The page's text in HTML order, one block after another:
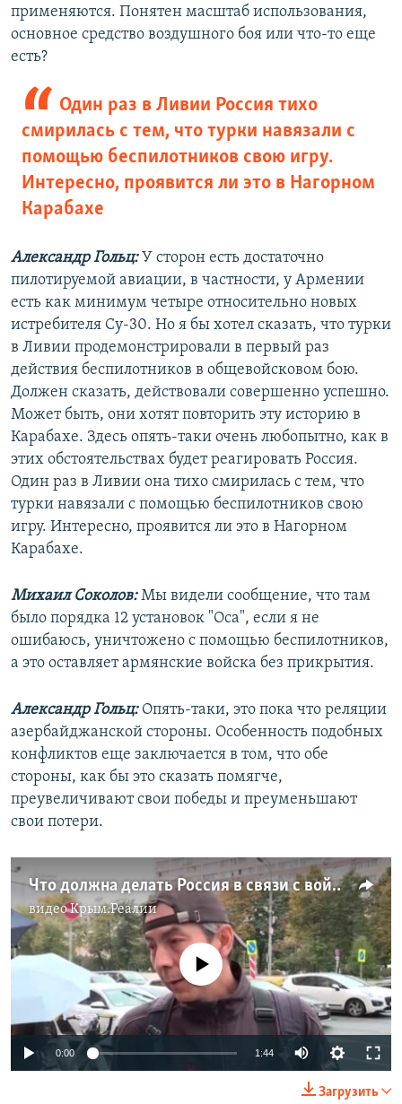
применяются. Понятен масштаб использования,
основное средство воздушного боя или что-то еще
есть?
Один раз в Ливии Россия тихо
смирилась с тем, что турки навязали с
помощью беспилотников свою игру.
Интересно, проявится ли это в Нагорном
Карабахе
Александр Гольц:У сторон есть достаточно
пилотируемой авиации, в частности, у Армении
есть как минимум четыре относительно новых
истребителя Су-30. Но я бы хотел сказать, что турки
в Ливии продемонстрировали в первый раз
действия беспилотников в общевойсковом бою.
Должен сказать, действовали совершенно успешно.
Может быть, они хотят повторить эту историю в
Карабахе. Здесь опять-таки очень любопытно, как в
этих обстоятельствах будет реагировать Россия.
Один раз в Ливии она тихо смирилась с тем, что
турки навязали с помощью беспилотников свою
игру. Интересно, проявится ли это в Нагорном
Карабахе.
Михаил Соколов:Мы видели сообщение, что там
было порядка 12 установок "Оса", если я не
ошибаюсь, уничтожено с помощью беспилотников,
а это оставляет армянские войска без прикрытия.
Александр Гольц:Опять-таки, это пока что реляции
азербайджанской стороны. Особенность подобных
конфликтов еще заключается в том, что обе
стороны, как бы это сказать помягче,
преувеличивают свои победы и преуменьшают
свои потери.
Что должна делать Россия в связи с войной за Карабах?
видеоКрым.Реалии
No media source currently available
0:00 1:44
240p
Загрузить